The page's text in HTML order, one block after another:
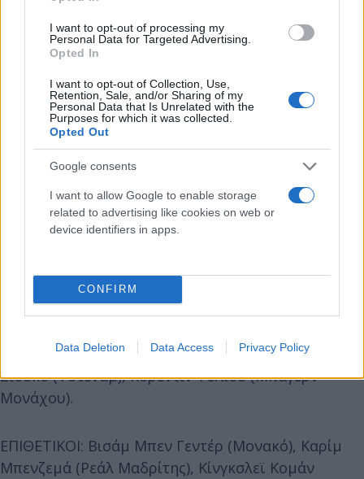
I want to opt-out of processing my
Personal Data for Targeted Advertising.
Opted In
I want to opt-out of Collection, Use,
Retention, Sale, and/or Sharing of my
Personal Data that Is Unrelated with the
Purposes for which it was collected.
Opted Out
Google consents
I want to allow Google to enable storage
related to advertising like cookies on web or
device identifiers in apps.
CONFIRM
Data Deletion Data Access Privacy Policy
Η 26άδα της Γαλλίας για το Euro
ΤΕΡΜΑΤΟΦΥΛΑΚΕΣ: Ούγκο Γιορίς (Τότεναμ), Μάικ
Μενιάν (Μίλαν), Στιβ Μανταντά (Μαρσέιγ).
ΑΜΥΝΤΙΚΟΙ: Λούκας Ντινιέ (Εβερτον), Λεό
Ντιμπουά (Λιόν), Λούκας Ερναντέζ (Μπάγερν
Μονάχου), Μπενζαμίν Παβάρ (Μπάγερν Μονάχου),
Πρεσνέλ Κιμπεμπέ (Παρί Σεν Ζερμέν), Ζουλ Κουντέ
(Σεβίλλη), Κλεμέν Λενγκλέ (Μπαρτσελόνα), Ραφαέλ
ΜΕΣΟΙ: Ενγκολό Καντέ (Τσέλσι), Τομάς Λεμάρ
Γιουνάιτεντ), Αντριέν Ραμπιό (Γιουβέντους), Μουσά
Σισοκό (Τότεναμ), Κορεντίν Τολισό (Μπάγερν
Μονάχου).
ΕΠΙΘΕΤΙΚΟΙ: Βισάμ Μπεν Γεντέρ (Μονακό), Καρίμ
Μπενζεμά (Ρεάλ Μαδρίτης), Κίνγκσλεϊ Κομάν